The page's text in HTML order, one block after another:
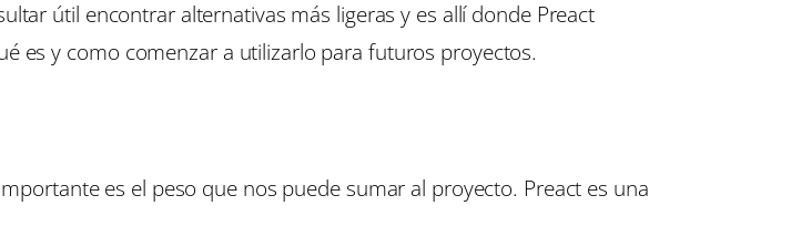
útil encontrar alternativas más ligeras y es allí donde Preact
es y como comenzar a utilizarlo para futuros proyectos.
es el peso que nos puede sumar al proyecto. Preact es una